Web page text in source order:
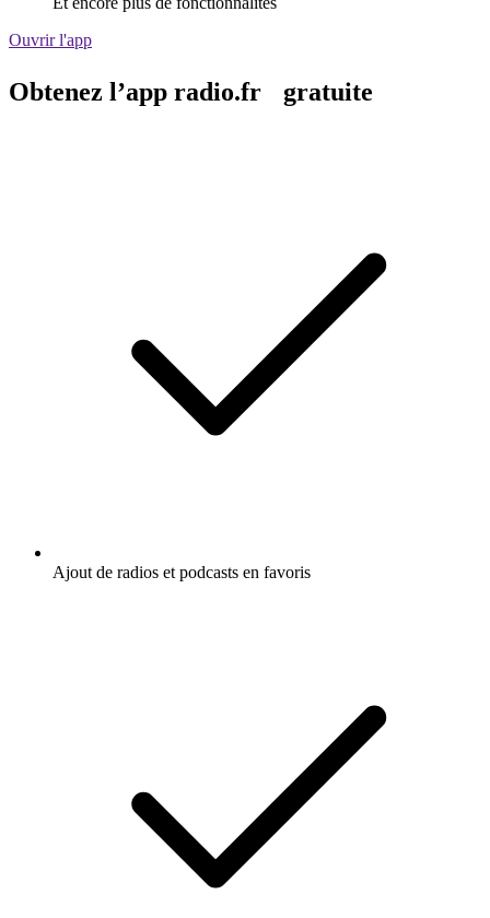
Ouvrir l'app
Obtenez l’app radio.fr gratuite
Ajout de radios et podcasts en favoris